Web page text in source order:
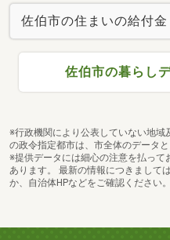
佐伯市の住まいの給付金
佐伯市の暮らし
※行政機関により公表していない地
の政令指定都市は、市全体のデータと
※提供データには細心の注意を払っ
あります。 最新の情報につきまして
か、自治体HPなどをご確認ください。